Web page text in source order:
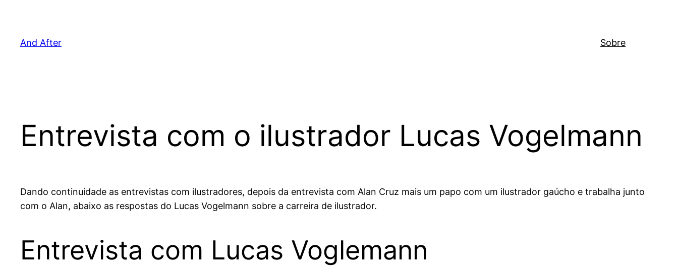
And After Sobre
Entrevista com o ilustrador Lucas Vogelmann
Dando continuidade as entrevistas com ilustradores, depois da entrevista com Alan Cruz mais um papo com um ilustrador gaúcho e trabalha junto
com o Alan, abaixo as respostas do Lucas Vogelmann sobre a carreira de ilustrador.
Entrevista com Lucas Voglemann